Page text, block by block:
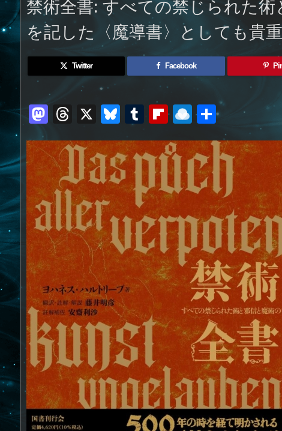
禁術全書: すべての禁じられた
を記した〈魔導書〉としても貴
Twitter Facebook
M
st
o
d
o
n
T
re
a
d
s
X Bl
u
e
sk
y
T
m
bl
r
Fl
b
o
ar
d
R
n
d
ro
p.
io
共
有